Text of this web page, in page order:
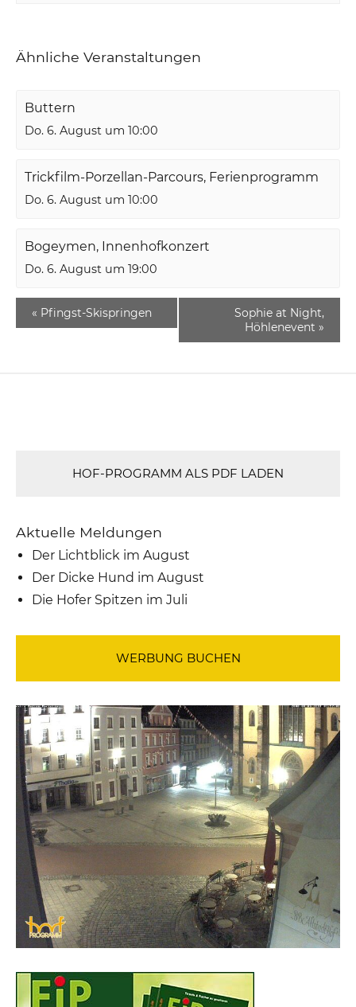
Ähnliche Veranstaltungen
Buttern
Do. 6. August um 10:00
Trickfilm-Porzellan-Parcours, Ferienprogramm
Do. 6. August um 10:00
Bogeymen, Innenhofkonzert
Do. 6. August um 19:00
« Pfingst-Skispringen
Sophie at Night,
Höhlenevent »
HOF-PROGRAMM ALS PDF LADEN
Aktuelle Meldungen
Der Lichtblick im August
Der Dicke Hund im August
Die Hofer Spitzen im Juli
WERBUNG BUCHEN